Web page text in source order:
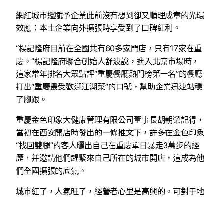
網紅城市還賦予企業此前沒有想到卻又順理成章的光環
效應：本土企業向外擴張時享受到了口碑紅利。
“楊記隆府目前在全國共有60多家門店，只有17家在重
慶。”楊記隆府聯合創始人舒波說，進入北京市場時，
這家常年排名大眾點評“重慶餐廳熱門榜第一名”的餐廳
打出“重慶最受歡迎江湖菜”的口號，幫助企業迅速站穩
了腳跟。
重慶金色印象大健康管理有限公司董事長胡朝榮記得，
當初在西安開店時發出的一條推文下，許多在金色印象
“找回雙腿”的客人曬出自己在重慶單日暴走3萬步的經
歷，并邀請他們趕緊來自己所在的城市開店，這成為他
們全國擴張的底氣。
城市紅了，人氣旺了，經營者心里是高興的。可對于地